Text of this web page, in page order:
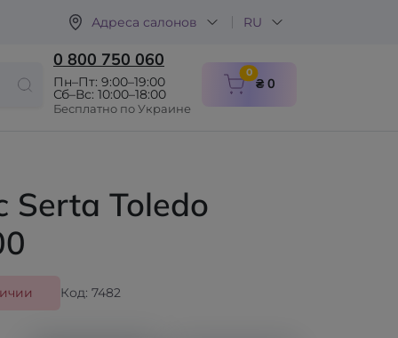
Адреса салонов RU
0 800 750 060
Пн–Пт: 9:00–19:00
Сб–Вс: 10:00–18:00
Бесплатно по Украине
0items in cart
₴ 0
Serta Toledo
Код: 7482